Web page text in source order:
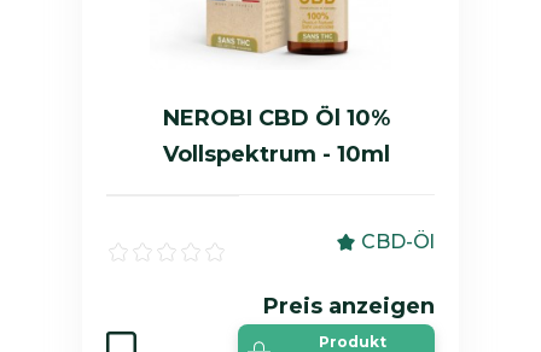
NEROBI CBD Öl 10%
Vollspektrum - 10ml
CBD-Öl
Preis anzeigen
Produkt